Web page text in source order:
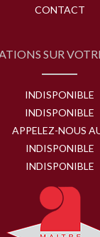
CONTACT
SUR
INDISPONIBLE
INDISPONIBLE
APPELEZ-NOUS
INDISPONIBLE
INDISPONIBLE